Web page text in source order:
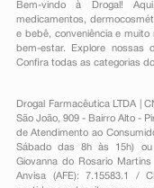
Bem-vindo à Drogal!
medicamentos ,
e bebê, conveniênciae muito
bem-estar. Explore nossas
Confira todas as categorias
Drogal Farmacêutica LTDA |
São João, 909 - Bairro Alto -
de Atendimento ao
Sábado das 8h às 15h) ou
Giovanna do Rosario
Anvisa (AFE): 7.15583.1 /